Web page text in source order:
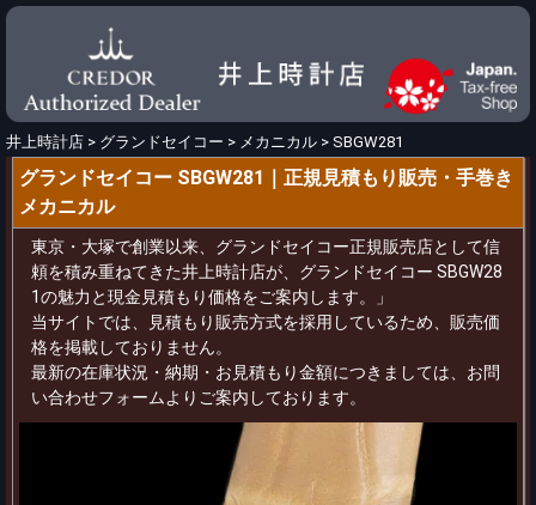
井上時計店 > グランドセイコー > メカニカル > SBGW281
グランドセイコー SBGW281｜正規見積もり販売・手巻き
メカニカル
東京・大塚で創業以来、グランドセイコー正規販売店として信
頼を積み重ねてきた井上時計店が、グランドセイコー SBGW28
1の魅力と現金見積もり価格をご案内します。」
当サイトでは、見積もり販売方式を採用しているため、販売価
格を掲載しておりません。
最新の在庫状況・納期・お見積もり金額につきましては、お問
い合わせフォームよりご案内しております。